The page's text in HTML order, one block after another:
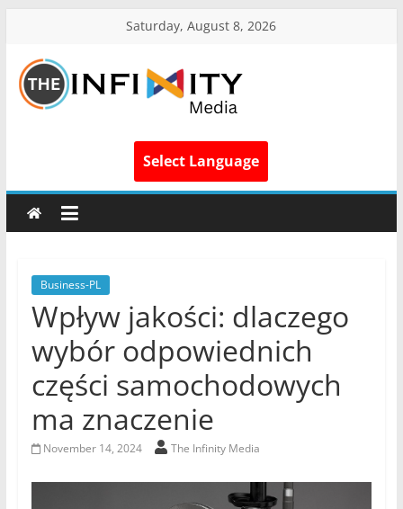
Saturday, August 8, 2026
Select Language
Business-PL
Wpływ jakości: dlaczego
wybór odpowiednich
części samochodowych
ma znaczenie
November 14, 2024 The Infinity Media